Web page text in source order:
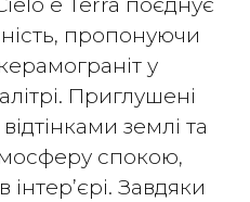
e Terra поєднує
пропонуючи
у
Приглушені
землі та
спокою,
інтер’єрі. Завдяки